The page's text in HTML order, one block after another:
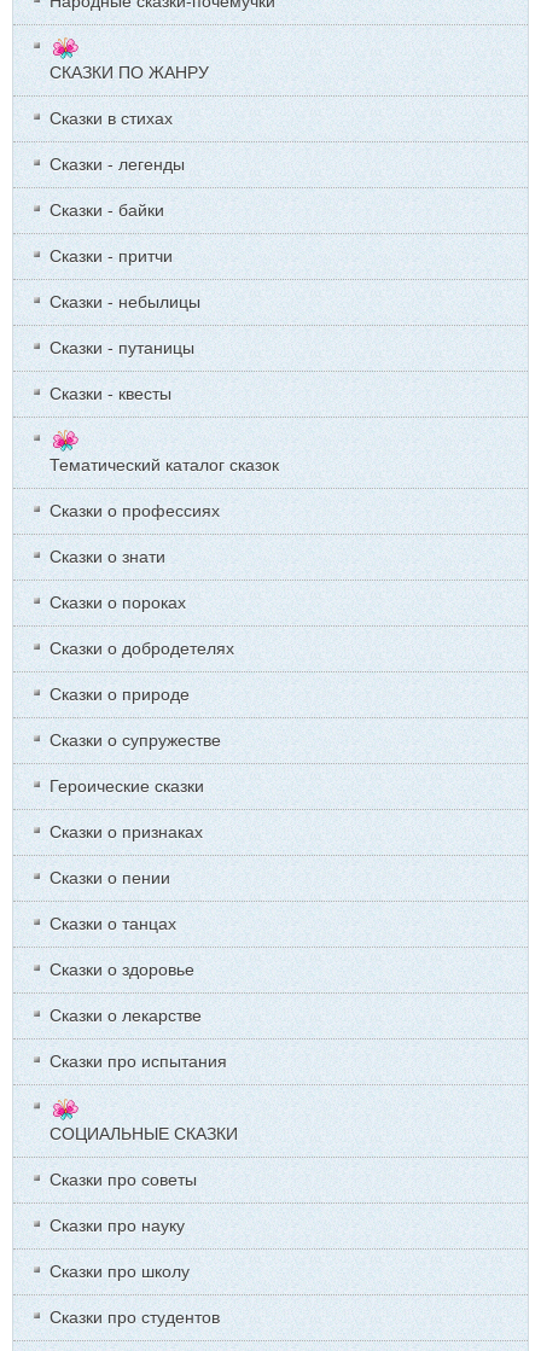
СКАЗКИ ПО ЖАНРУ
Сказки в стихах
Сказки - легенды
Сказки - байки
Сказки - притчи
Сказки - небылицы
Сказки - путаницы
Сказки - квесты
Тематический каталог сказок
Сказки о профессиях
Сказки о знати
Сказки о пороках
Сказки о добродетелях
Сказки о природе
Сказки о супружестве
Героические сказки
Сказки о признаках
Сказки о пении
Сказки о танцах
Сказки о здоровье
Сказки о лекарстве
Сказки про испытания
СОЦИАЛЬНЫЕ СКАЗКИ
Сказки про советы
Сказки про науку
Сказки про школу
Сказки про студентов